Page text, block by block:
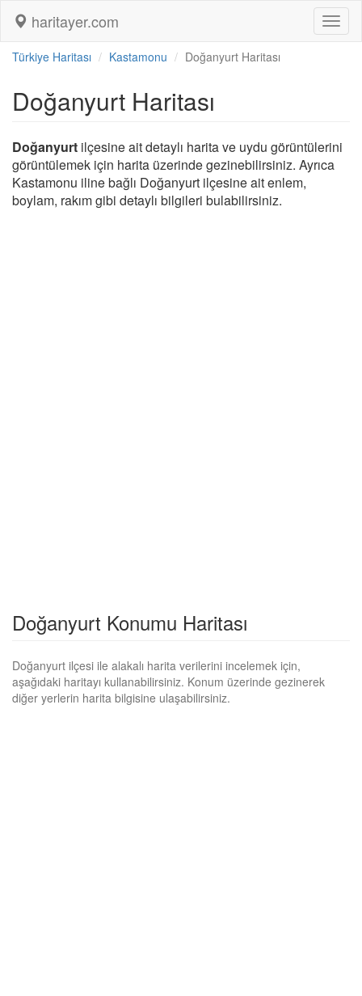
haritayer.com
Türkiye Haritası Kastamonu Doğanyurt Haritası
Doğanyurt Haritası
Doğanyurt ilçesine ait detaylı harita ve uydu görüntülerini
görüntülemek için harita üzerinde gezinebilirsiniz. Ayrıca
Kastamonu iline bağlı Doğanyurt ilçesine ait enlem,
boylam, rakım gibi detaylı bilgileri bulabilirsiniz.
Doğanyurt Konumu Haritası
Doğanyurt ilçesi ile alakalı harita verilerini incelemek için,
aşağıdaki haritayı kullanabilirsiniz. Konum üzerinde gezinerek
diğer yerlerin harita bilgisine ulaşabilirsiniz.